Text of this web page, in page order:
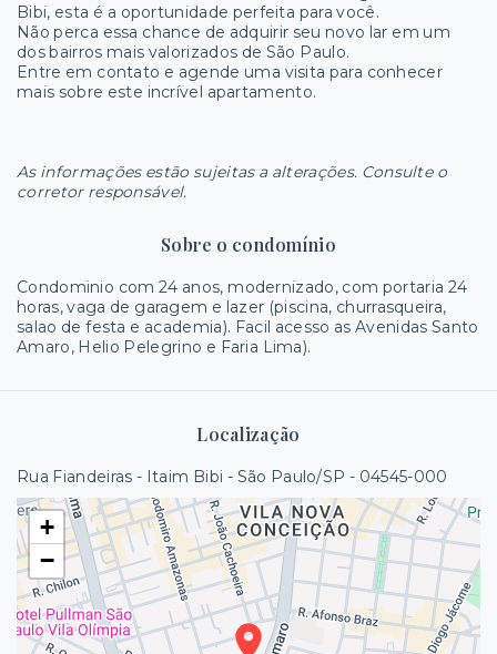
Bibi, esta é a oportunidade perfeita para você.
Não perca essa chance de adquirir seu novo lar em um
dos bairros mais valorizados de São Paulo.
Entre em contato e agende uma visita para conhecer
mais sobre este incrível apartamento.
As informações estão sujeitas a alterações. Consulte o
corretor responsável.
Sobre o condomínio
Condominio com 24 anos, modernizado, com portaria 24
horas, vaga de garagem e lazer (piscina, churrasqueira,
salao de festa e academia). Facil acesso as Avenidas Santo
Amaro, Helio Pelegrino e Faria Lima).
Localização
Rua Fiandeiras - Itaim Bibi - São Paulo/SP - 04545-000
+
−